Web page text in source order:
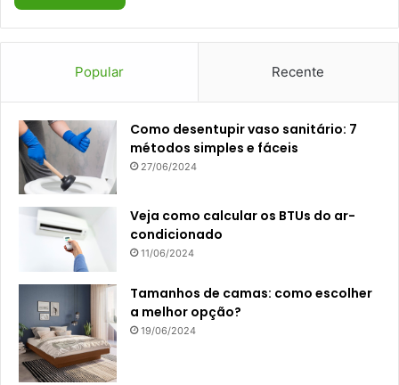
Popular Recente
Como desentupir vaso sanitário: 7
métodos simples e fáceis
27/06/2024
Veja como calcular os BTUs do ar-
condicionado
11/06/2024
Tamanhos de camas: como escolher
a melhor opção?
19/06/2024